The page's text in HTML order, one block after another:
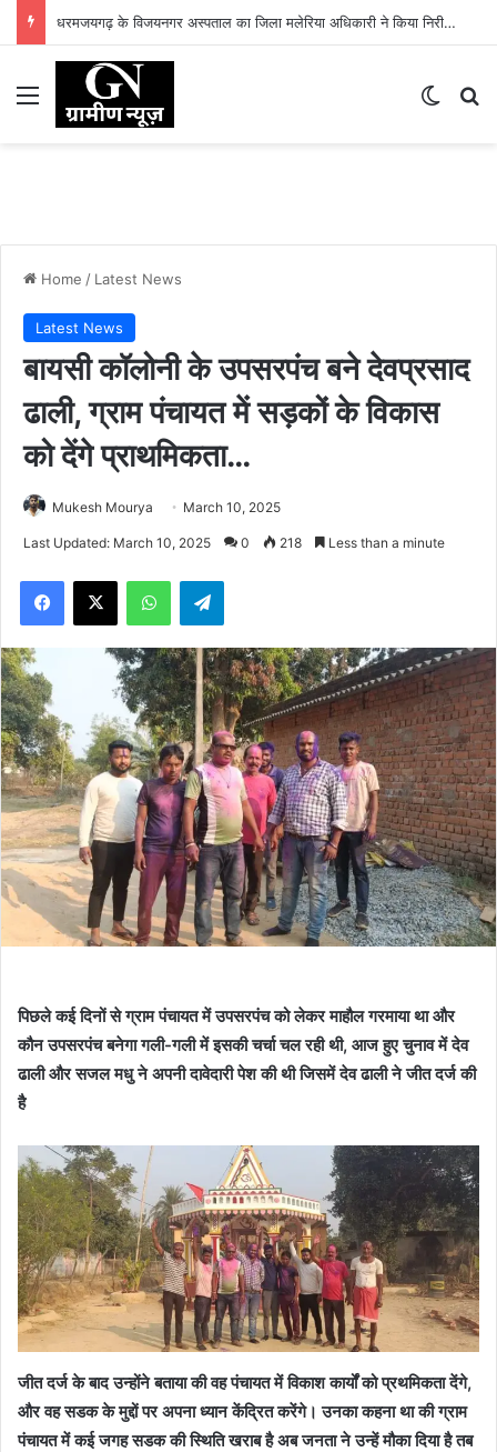
धरमजयगढ़ के विजयनगर अस्पताल का जिला मलेरिया अधिकारी ने किया निरीक्षण, मलेरिया नियंत्रण गतिविधियों की समीक्षा, मरीजों को बांटी मच्छरदानियां
Menu
Home / Latest News
Latest News
बायसी कॉलोनी के उपसरपंच बने देवप्रसाद
ढाली, ग्राम पंचायत में सड़कों के विकास
को देंगे प्राथमिकता…
Mukesh Mourya March 10, 2025
Last Updated: March 10, 2025 0 218 Less than a minute
Facebook
X WhatsAppTelegram
पिछले कई दिनों से ग्राम पंचायत में उपसरपंच को लेकर माहौल गरमाया था और
कौन उपसरपंच बनेगा गली-गली में इसकी चर्चा चल रही थी, आज हुए चुनाव में देव
ढाली और सजल मधु ने अपनी दावेदारी पेश की थी जिसमें देव ढाली ने जीत दर्ज की
है
जीत दर्ज के बाद उन्होंने बताया की वह पंचायत में विकाश कार्यों को प्रथमिकता देंगे,
और वह सडक के मुद्दों पर अपना ध्यान केंद्रित करेंगे। उनका कहना था की ग्राम
पंचायत में कई जगह सडक की स्थिति खराब है अब जनता ने उन्हें मौका दिया है तब